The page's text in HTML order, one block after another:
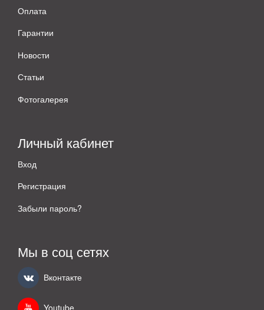
Оплата
Гарантии
Новости
Статьи
Фотогалерея
Личный кабинет
Вход
Регистрация
Забыли пароль?
Мы в соц сетях
Вконтакте